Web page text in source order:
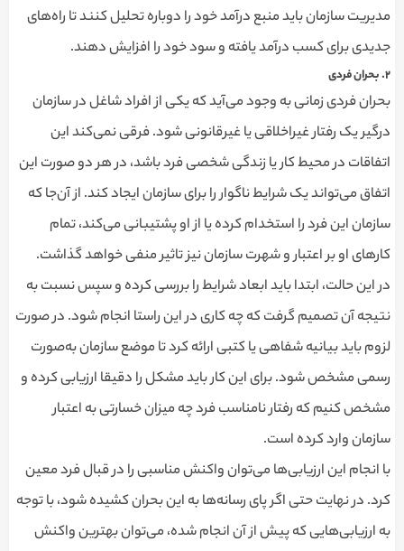
مدیریت سازمان باید منبع درآمد خود را دوباره تحلیل کنند تا راه‌های
جدیدی برای کسب درآمد یافته و سود خود را افزایش دهند.
۲.بحران فردی
بحران فردی زمانی به وجود می‌آید که یکی از افراد شاغل در سازمان
درگیر یک رفتار غیراخلاقی یا غیرقانونی شود. فرقی نمی‌کند این
اتفاقات در محیط کار یا زندگی شخصی فرد باشد، در هر دو صورت این
اتفاق می‌تواند یک شرایط ناگوار را برای سازمان ایجاد کند. از آن‌جا که
سازمان این فرد را استخدام کرده یا از او پشتیبانی می‌کند، تمام
کارهای او بر اعتبار و شهرت سازمان نیز تاثیر منفی خواهد گذاشت.
در این حالت، ابتدا باید ابعاد شرایط را بررسی کرده و سپس نسبت به
نتیجه آن تصمیم گرفت که چه کاری در این راستا انجام شود. در صورت
لزوم باید بیانیه شفاهی یا کتبی ارائه کرد تا موضع سازمان به‌صورت
رسمی مشخص شود. برای این کار باید مشکل را دقیقا ارزیابی کرده و
مشخص کنیم که رفتار نامناسب فرد چه میزان خسارتی به اعتبار
سازمان وارد کرده است.
با انجام این ارزیابی‌ها می‌توان واکنش مناسبی را در قبال فرد معین
کرد. در نهایت حتی اگر پای رسانه‌ها به این بحران کشیده شود، با توجه
به ارزیابی‌هایی که پیش از آن انجام شده، می‌توان بهترین واکنش